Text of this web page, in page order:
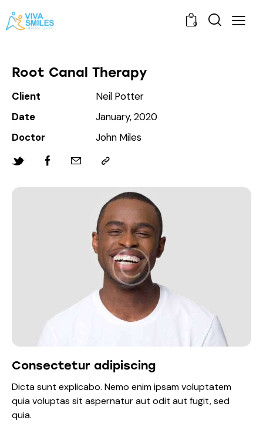
0
Root Canal Therapy
Client
Neil Potter
Date
January, 2020
Doctor
John Miles
Consectetur adipiscing
Dicta sunt explicabo. Nemo enim ipsam voluptatem
quia voluptas sit aspernatur aut odit aut fugit, sed
quia.